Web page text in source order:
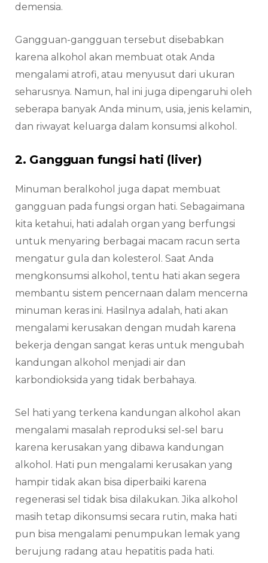
demensia.
Gangguan-gangguan tersebut disebabkan
karena alkohol akan membuat otak Anda
mengalami atrofi, atau menyusut dari ukuran
seharusnya. Namun, hal ini juga dipengaruhi oleh
seberapa banyak Anda minum, usia, jenis kelamin,
dan riwayat keluarga dalam konsumsi alkohol.
2. Gangguan fungsi hati (liver)
Minuman beralkohol juga dapat membuat
gangguan pada fungsi organ hati. Sebagaimana
kita ketahui, hati adalah organ yang berfungsi
untuk menyaring berbagai macam racun serta
mengatur gula dan kolesterol. Saat Anda
mengkonsumsi alkohol, tentu hati akan segera
membantu sistem pencernaan dalam mencerna
minuman keras ini. Hasilnya adalah, hati akan
mengalami kerusakan dengan mudah karena
bekerja dengan sangat keras untuk mengubah
kandungan alkohol menjadi air dan
karbondioksida yang tidak berbahaya.
Sel hati yang terkena kandungan alkohol akan
mengalami masalah reproduksi sel-sel baru
karena kerusakan yang dibawa kandungan
alkohol. Hati pun mengalami kerusakan yang
hampir tidak akan bisa diperbaiki karena
regenerasi sel tidak bisa dilakukan. Jika alkohol
masih tetap dikonsumsi secara rutin, maka hati
pun bisa mengalami penumpukan lemak yang
berujung radang atau hepatitis pada hati.